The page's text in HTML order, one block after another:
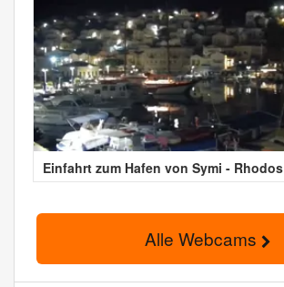
Einfahrt zum Hafen von Symi - Rhodos
Alle Webcams